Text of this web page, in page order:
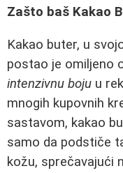
Zašto baš Kakao
Kakao buter, u
postao je omiljeno
intenzivnu boju u
mnogih kupovnih
sastavom, kakao
samo da podstiče
kožu, sprečavajući